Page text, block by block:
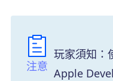
注意
玩家須知：
Apple